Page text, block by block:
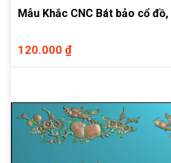
Mẫu Khắc CNC Bát bảo cổ
120.000 ₫